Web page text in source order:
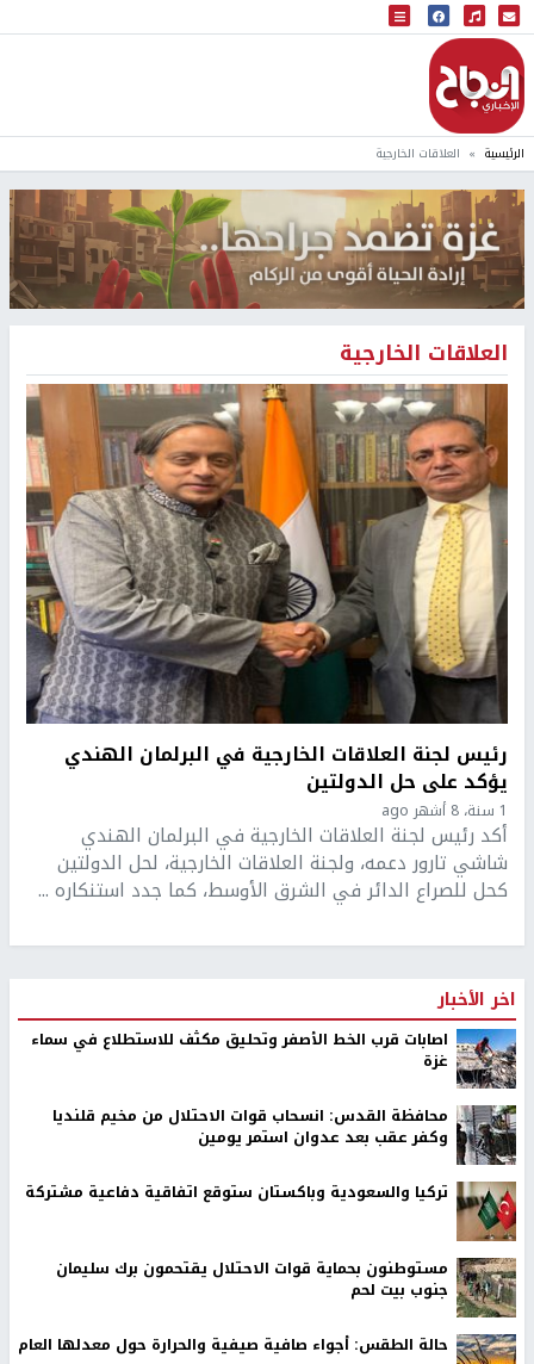
البث المباشر
إذاعة النجاح
الرئيسية العلاقات الخارجية
العلاقات الخارجية
رئيس لجنة العلاقات الخارجية في البرلمان الهندي
يؤكد على حل الدولتين
1 سنة، 8 أشهر ago
أكد رئيس لجنة العلاقات الخارجية في البرلمان الهندي
شاشي تارور دعمه، ولجنة العلاقات الخارجية، لحل الدولتين
كحل للصراع الدائر في الشرق الأوسط، كما جدد استنكاره ...
اخر الأخبار
اصابات قرب الخط الأصفر وتحليق مكثف للاستطلاع في سماء
غزة
محافظة القدس: انسحاب قوات الاحتلال من مخيم قلنديا
وكفر عقب بعد عدوان استمر يومين
تركيا والسعودية وباكستان ستوقع اتفاقية دفاعية مشتركة
مستوطنون بحماية قوات الاحتلال يقتحمون برك سليمان
جنوب بيت لحم
حالة الطقس: أجواء صافية صيفية والحرارة حول معدلها العام